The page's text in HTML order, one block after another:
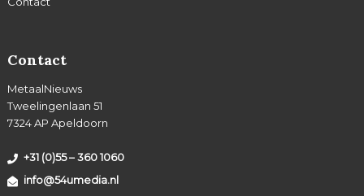
Contact
MetaalNieuws
Tweelingenlaan 51
7324 AP Apeldoorn
+31 (0)55 – 360 1060
info@54umedia.nl